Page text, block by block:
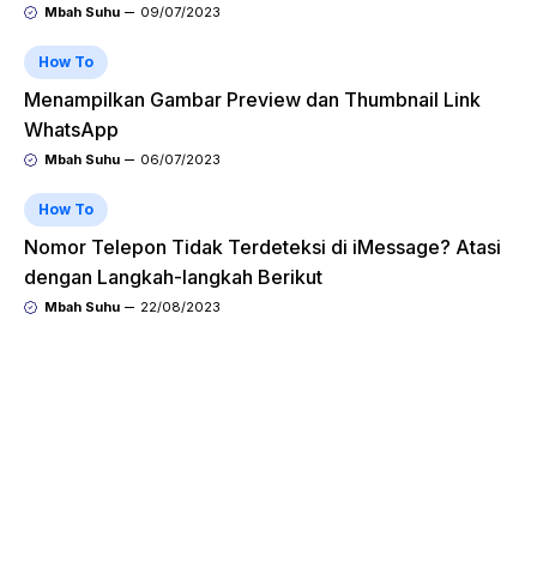
Mbah Suhu 09/07/2023
How To
Menampilkan Gambar Preview dan Thumbnail Link
WhatsApp
Mbah Suhu 06/07/2023
How To
Nomor Telepon Tidak Terdeteksi di iMessage? Atasi
dengan Langkah-langkah Berikut
Mbah Suhu 22/08/2023